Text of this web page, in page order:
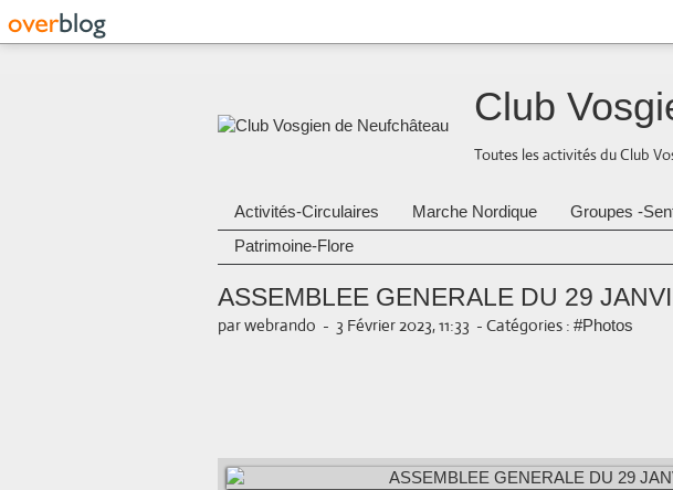
Club
Toutes les activités du Club
Activités-Circulaires Marche Nordique Groupes -
Patrimoine-Flore
ASSEMBLEE GENERALE DU 29
par webrando - 3 Février 2023, 11:33 - Catégories : #Photos